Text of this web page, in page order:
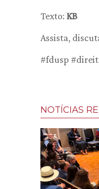
Texto: KB
Assista,
#fdusp
NOTÍCIAS